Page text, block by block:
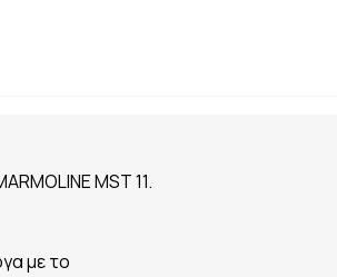
MST 11.
με το